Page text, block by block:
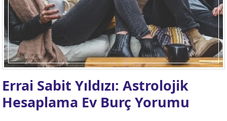
Errai Sabit Yıldızı: Astrolojik
Hesaplama Ev Burç Yorumu